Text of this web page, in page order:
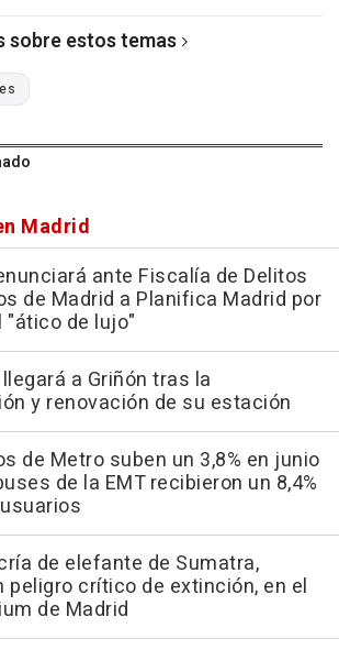
sobre estos temas
Madrid
ante Fiscalía de Delitos
de Madrid a Planifica Madrid por
"ático de lujo"
a Griñón tras la
y renovación de su estación
de Metro suben un 3,8% en junio
de la EMT recibieron un 8,4%
de elefante de Sumatra,
peligro crítico de extinción, en el
de Madrid